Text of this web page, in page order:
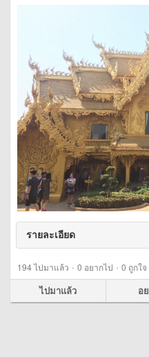
รายละเอียด
194ไปมาแล้ว · 0 อยากไป · 0 ถูกใจ
ไปมาแล้ว อ